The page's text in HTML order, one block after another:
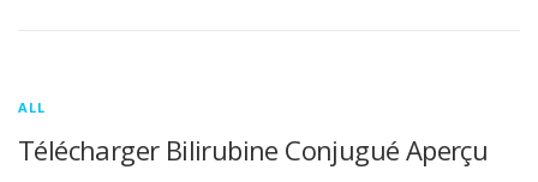
ALL
Télécharger Bilirubine Conjugué Aperçu